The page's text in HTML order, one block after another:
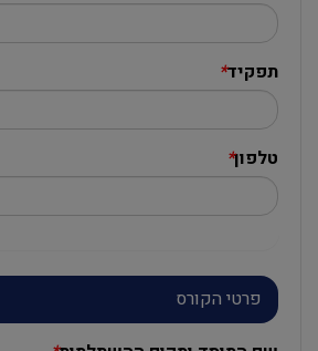
תפקיד*
טלפון*
פרטי הקורס